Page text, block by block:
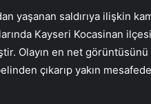
yaşanan saldırıya ilişkin
Kayseri Kocasinan
Olayın en net
çıkarıp yakın